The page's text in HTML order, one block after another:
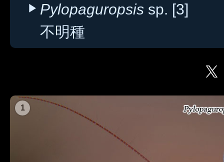
Pylopaguropsis sp. [3]
不明種
1